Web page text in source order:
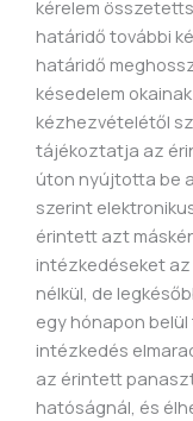
kérelem
határidő további
határidő
késedelem
kézhezvételétől
tájékoztatja az
úton nyújtotta be
szerint
érintett azt
intézkedéseket
nélkül, de
egy hónapon
intézkedés
az érintett
hatóságnál, és